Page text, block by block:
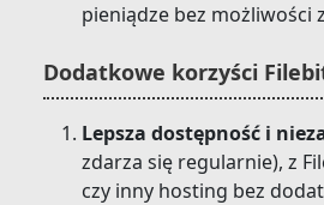
pieniądze bez możliwości
Dodatkowe korzyści
Lepsza dostępność i
zdarza się regularnie), z
czy inny hosting bez